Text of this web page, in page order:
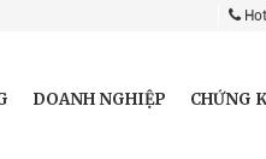
DOANH NGHIỆP CHỨNG